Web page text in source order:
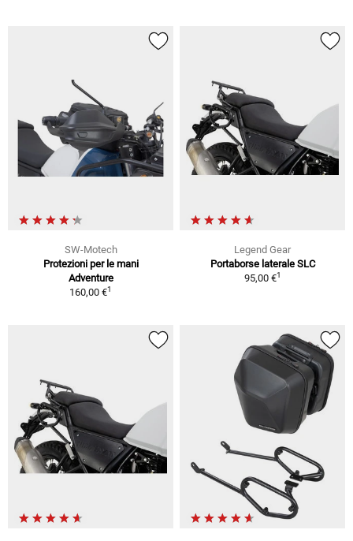
SW-Motech
Protezioni per le mani
Adventure
160,00 €1
Legend Gear
Portaborse laterale SLC
95,00 €1